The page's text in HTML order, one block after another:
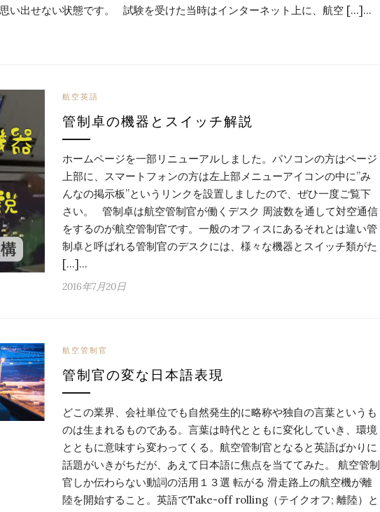
い出せない状態です。 試験を受けた当時はインターネット上に、航空 […]…
航空英語
管制卓の機器とスイッチ解説
ホームページを一部リニューアルしました。パソコンの方はページ
上部に、スマートフォンの方は左上部メニューアイコンの中に”み
んなの掲示板”というリンクを設置しましたので、ぜひ一度ご覧下
さい。 管制卓は航空管制官が働くデスク 周波数を通して対空通信
をするのが航空管制官です。一般のオフィスにあるそれとは違い管
制卓と呼ばれる管制官のデスクには、様々な機器とスイッチ類がた
[…]…
2016年7月20日
航空管制官
管制官の変な日本語表現
どこの業界、会社単位でも自然発生的に略称や独自の言葉というも
のは生まれるものである。言葉は時代とともに変化していき、環境
とともに意味すら変わってくる。航空管制官となると英語ばかりに
話題がいきがちだが、あえて日本語に焦点を当ててみた。 航空管制
官しか伝わらない動詞の活用１３選 転がる 滑走路上の航空機が離
陸を開始すること。英語でTake-off rolling（テイクオフ; 離陸）と